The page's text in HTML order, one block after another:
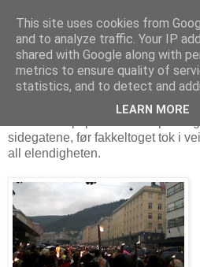
25. juli 2011
Verdig markering i
sidegatene, før fakkeltoget tok i
all elendigheten.
This site uses cookies from
and to analyze traffic. Your IP
shared with Google along with
metrics to ensure quality of
statistics, and to detect and
LEARN MORE